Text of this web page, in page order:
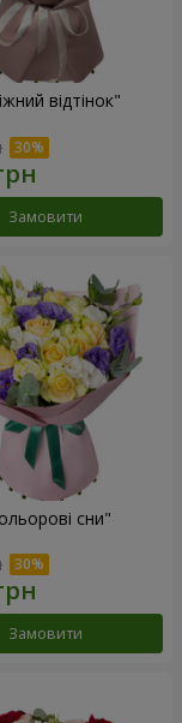
відтінок"
Замовити
сни"
Замовити